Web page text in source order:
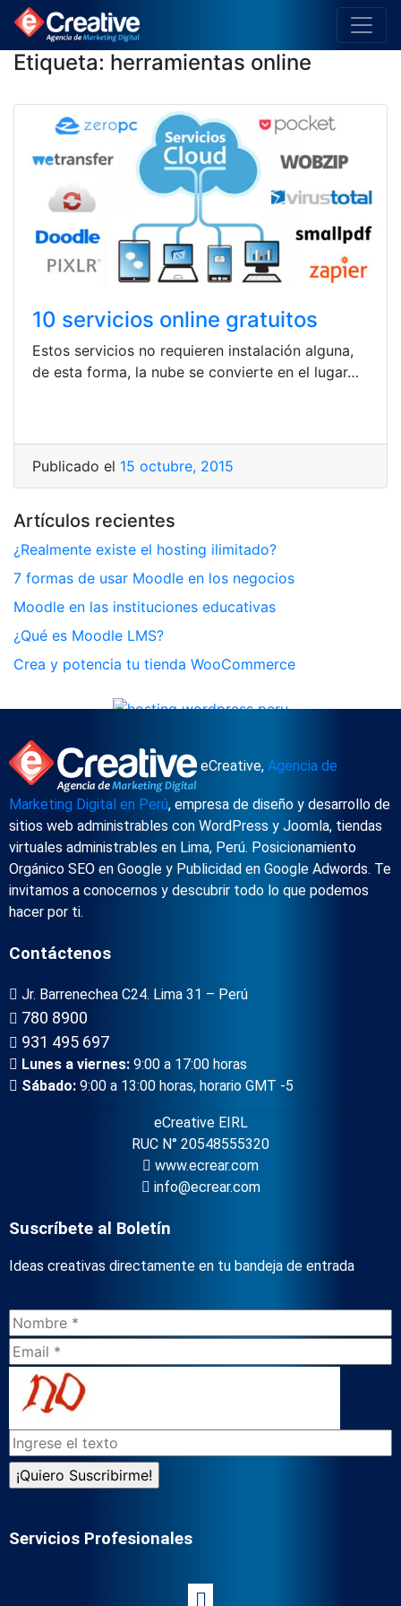
Etiqueta: herramientas online
10 servicios online gratuitos
Estos servicios no requieren instalación alguna,
de esta forma, la nube se convierte en el lugar…
Publicado el 15 octubre, 2015
Artículos recientes
¿Realmente existe el hosting ilimitado?
7 formas de usar Moodle en los negocios
Moodle en las instituciones educativas
¿Qué es Moodle LMS?
Crea y potencia tu tienda WooCommerce
eCreative, Agencia de
Marketing Digital en Perú, empresa de diseño y desarrollo de
sitios web administrables con WordPress y Joomla, tiendas
virtuales administrables en Lima, Perú. Posicionamiento
Orgánico SEO en Google y Publicidad en Google Adwords. Te
invitamos a conocernos y descubrir todo lo que podemos
hacer por ti.
Contáctenos
Jr. Barrenechea C24. Lima 31 – Perú
780 8900
931 495 697
Lunes a viernes: 9:00 a 17:00 horas
Sábado: 9:00 a 13:00 horas, horario GMT -5
eCreative EIRL
RUC N° 20548555320
www.ecrear.com
info@ecrear.com
Suscríbete al Boletín
Ideas creativas directamente en tu bandeja de entrada
Servicios Profesionales